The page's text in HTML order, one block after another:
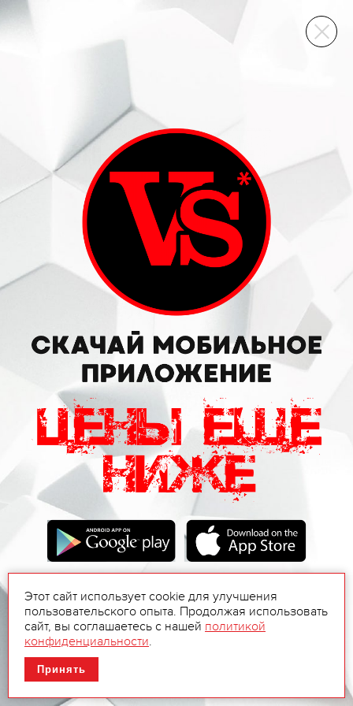
ВИННЫЙ СКЛАД
Этот сайт использует cookie для улучшения
пользовательского опыта. Продолжая использовать
сайт, вы соглашаетесь с нашей политикой
конфиденциальности.
Принять